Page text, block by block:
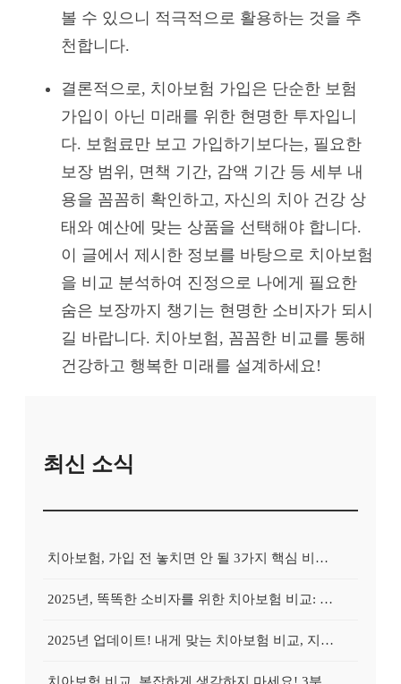
볼 수 있으니 적극적으로 활용하는 것을 추
천합니다.
결론적으로, 치아보험 가입은 단순한 보험
가입이 아닌 미래를 위한 현명한 투자입니
다. 보험료만 보고 가입하기보다는, 필요한
보장 범위, 면책 기간, 감액 기간 등 세부 내
용을 꼼꼼히 확인하고, 자신의 치아 건강 상
태와 예산에 맞는 상품을 선택해야 합니다.
이 글에서 제시한 정보를 바탕으로 치아보험
을 비교 분석하여 진정으로 나에게 필요한
숨은 보장까지 챙기는 현명한 소비자가 되시
길 바랍니다. 치아보험, 꼼꼼한 비교를 통해
건강하고 행복한 미래를 설계하세요!
최신 소식
치아보험, 가입 전 놓치면 안 될 3가지 핵심 비교 포인트
2025년, 똑똑한 소비자를 위한 치아보험 비교: 숨은 혜택 찾는 방법
2025년 업데이트! 내게 맞는 치아보험 비교, 지금 시작해야 하는 이유